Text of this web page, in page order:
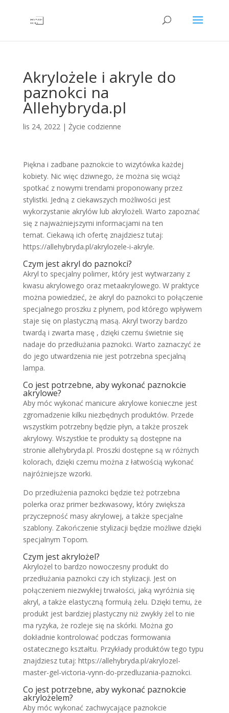
Akrylożele i akryle do
paznokci na
Allehybryda.pl
lis 24, 2022| Życie codzienne
Piękna i zadbane paznokcie to wizytówka każdej
kobiety. Nic więc dziwnego, że można się wciąż
spotkać z nowymi trendami proponowany przez
stylistki. Jedną z ciekawszych możliwości jest
wykorzystanie akrylów lub akrylożeli. Warto zapoznać
się z najważniejszymi informacjami na ten
temat. Ciekawą ich ofertę znajdziesz tutaj:
https://allehybryda.pl/akrylozele-i-akryle.
Czym jest akryl do paznokci?
Akryl to specjalny polimer, który jest wytwarzany z
kwasu akrylowego oraz metaakrylowego. W praktyce
można powiedzieć, że akryl do paznokci to połączenie
specjalnego proszku z płynem, pod którego wpływem
staje się on plastyczną masą. Akryl tworzy bardzo
twardą i zwarta masę , dzięki czemu świetnie się
nadaje do przedłużania paznokci. Warto zaznaczyć że
do jego utwardzenia nie jest potrzebna specjalną
lampa.
Co jest potrzebne, aby wykonać paznokcie
akrylowe?
Aby móc wykonać manicure akrylowe konieczne jest
zgromadzenie kilku niezbędnych produktów. Przede
wszystkim potrzebny będzie płyn, a także proszek
akrylowy. Wszystkie te produkty są dostępne na
stronie allehybryda.pl. Proszki dostępne są w różnych
kolorach, dzięki czemu można z łatwością wykonać
najróżniejsze wzorki.
Do przedłużenia paznokci będzie też potrzebna
polerka oraz primer bezkwasowy, który zwiększa
przyczepność masy akrylowej, a także specjalne
szablony. Zakończenie stylizacji będzie możliwe dzięki
specjalnym Topom.
Czym jest akrylożel?
Akrylożel to bardzo nowoczesny produkt do
przedłużania paznokci czy ich stylizacji. Jest on
połączeniem niezwykłej trwałości, jaką wyróżnia się
akryl, a także elastyczną formułą żelu. Dzięki temu, że
produkt jest bardziej plastyczny niż zwykły żel to nie
ma ryzyka, że rozleje się na skórki. Można go
dokładnie kontrolować podczas formowania
ostatecznego kształtu. Przykłady produktów tego typu
znajdziesz tutaj: https://allehybryda.pl/akrylozel-
master-gel-victoria-vynn-do-przedluzania-paznokci.
Co jest potrzebne, aby wykonać paznokcie
akrylożelem?
Aby móc wykonać zachwycające paznokcie